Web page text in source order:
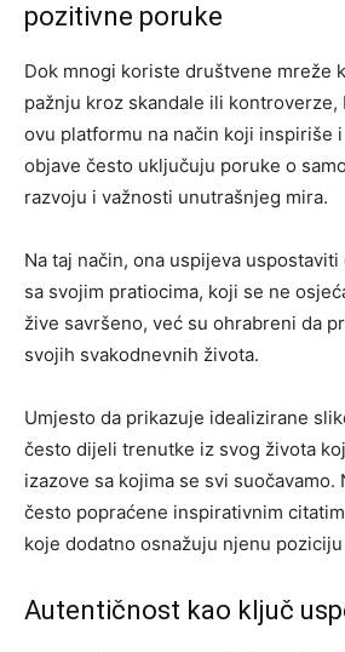
pozitivne poruke
Dok mnogi koriste društvene mreže
pažnju kroz skandale ili kontroverze,
ovu platformu na način koji inspiriše
objave često uključuju poruke o
razvoju i važnosti unutrašnjeg mira.
Na taj način, ona uspijeva
sa svojim pratiocima, koji se ne
žive savršeno, već su ohrabreni da
svojih svakodnevnih života.
Umjesto da prikazuje idealizirane
često dijeli trenutke iz svog života
izazove sa kojima se svi suočavamo.
često popraćene inspirativnim
koje dodatno osnažuju njenu
Autentičnost kao ključ